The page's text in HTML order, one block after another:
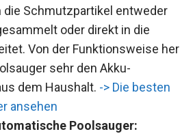
die Schmutzpartikel entweder
oder direkt in die
Von der Funktionsweise her
sehr den Akku-
dem Haushalt. -> Die besten
ansehen
Poolsauger: